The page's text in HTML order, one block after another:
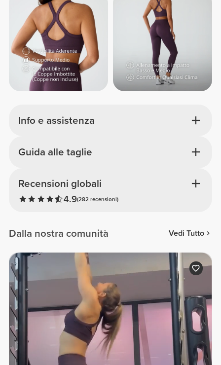
Info e assistenza
Recensioni globali
4.9(282 recensioni)
Guida alle taglie
Dalla nostra comunità Vedi Tutto